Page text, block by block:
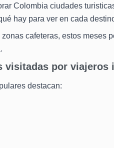
Colombia ciudades
hay para ver en cada
cafeteras, estos meses
visitadas por viajeros
destacan: